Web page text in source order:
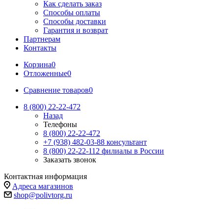
Как сделать заказ
Способы оплаты
Способы доставки
Гарантия и возврат
Партнерам
Контакты
Корзина0
Отложенные0
Сравнение товаров0
8 (800) 22-22-472
Назад
Телефоны
8 (800) 22-22-472
+7 (938) 482-03-88 консультант
8 (800) 22-22-112 филиалы в России
Заказать звонок
Контактная информация
Адреса магазинов
shop@polivtorg.ru